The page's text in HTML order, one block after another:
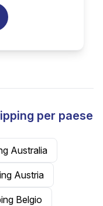
per paese
Australia
Austria
Belgio